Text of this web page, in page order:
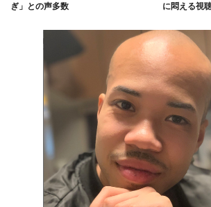
ぎ」との声多数
に悶える視